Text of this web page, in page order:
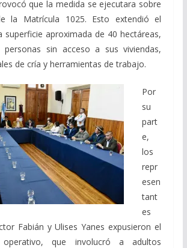
que la medida se ejecutara sobre
la Matrícula 1025. Esto extendió el
superficie aproximada de 40 hectáreas,
sin acceso a sus viviendas,
de cría y herramientas de trabajo.
Por
su
part
e,
los
repr
esen
tant
es
Fabián y Ulises Yanes expusieron el
que involucró a adultos